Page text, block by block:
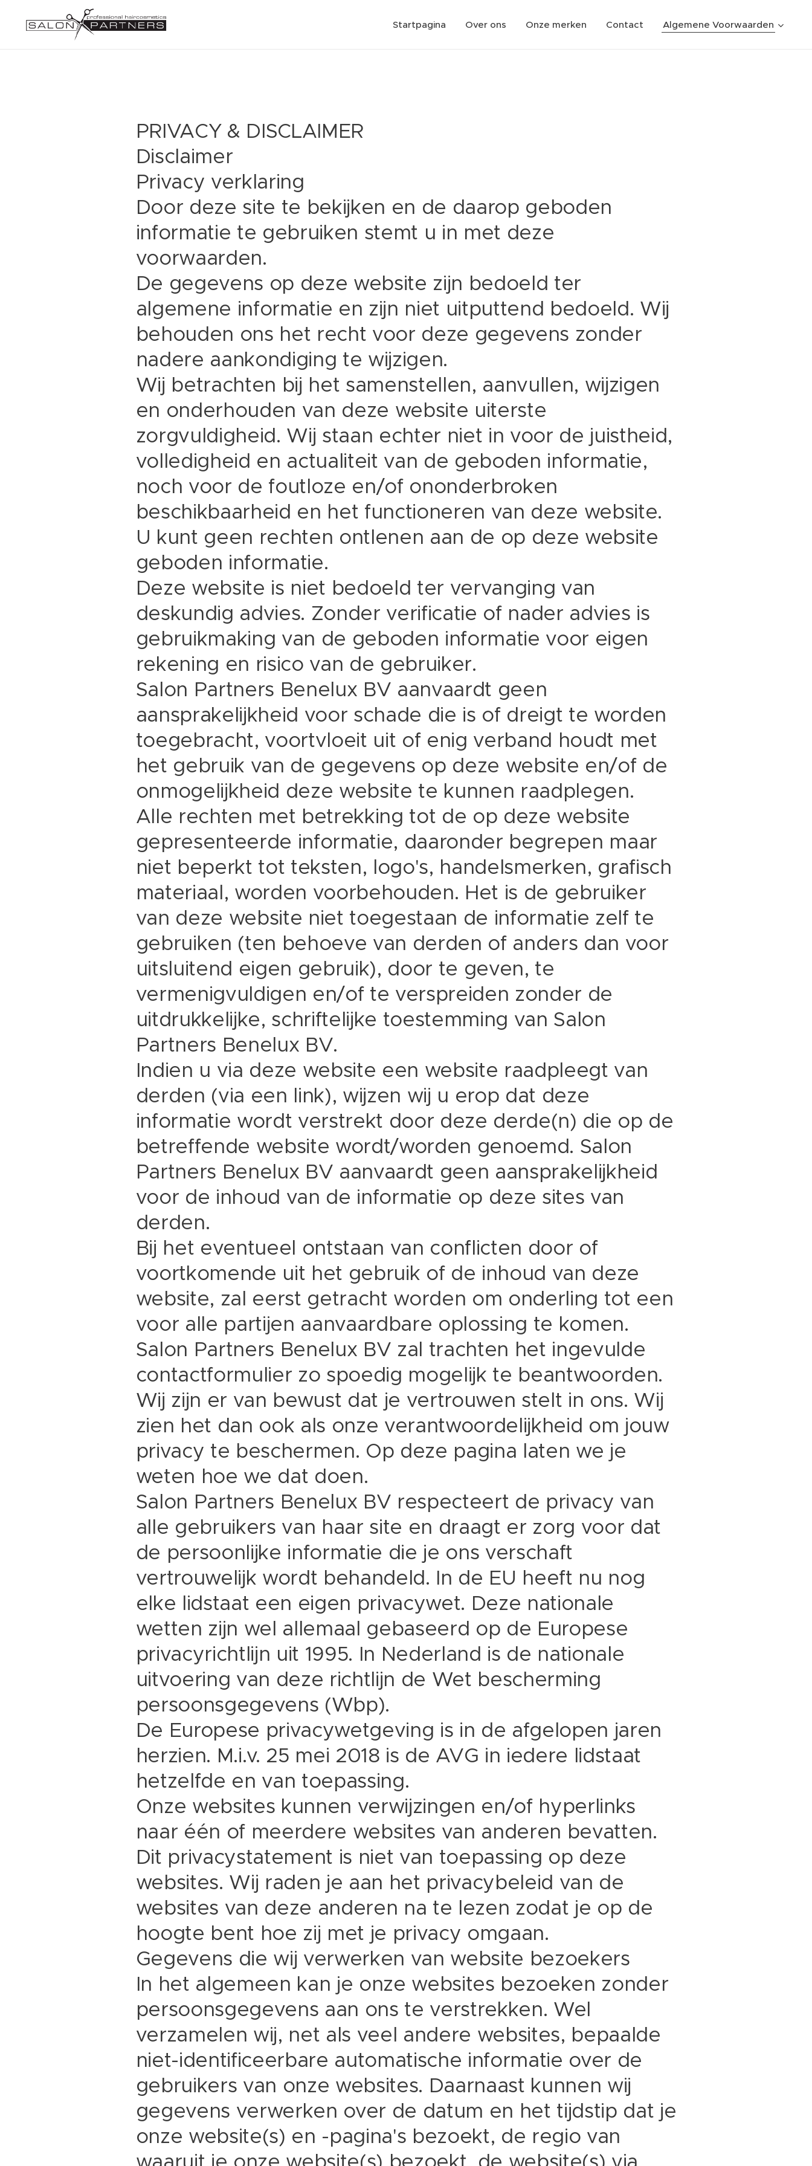
Startpagina Over ons Onze merken Contact Algemene Voorwaarden
PRIVACY & DISCLAIMER
Disclaimer
Privacy verklaring
Door deze site te bekijken en de daarop geboden
informatie te gebruiken stemt u in met deze
voorwaarden.
De gegevens op deze website zijn bedoeld ter
algemene informatie en zijn niet uitputtend bedoeld. Wij
behouden ons het recht voor deze gegevens zonder
nadere aankondiging te wijzigen.
Wij betrachten bij het samenstellen, aanvullen, wijzigen
en onderhouden van deze website uiterste
zorgvuldigheid. Wij staan echter niet in voor de juistheid,
volledigheid en actualiteit van de geboden informatie,
noch voor de foutloze en/of ononderbroken
beschikbaarheid en het functioneren van deze website.
U kunt geen rechten ontlenen aan de op deze website
geboden informatie.
Deze website is niet bedoeld ter vervanging van
deskundig advies. Zonder verificatie of nader advies is
gebruikmaking van de geboden informatie voor eigen
rekening en risico van de gebruiker.
Salon Partners Benelux BV aanvaardt geen
aansprakelijkheid voor schade die is of dreigt te worden
toegebracht, voortvloeit uit of enig verband houdt met
het gebruik van de gegevens op deze website en/of de
onmogelijkheid deze website te kunnen raadplegen.
Alle rechten met betrekking tot de op deze website
gepresenteerde informatie, daaronder begrepen maar
niet beperkt tot teksten, logo's, handelsmerken, grafisch
materiaal, worden voorbehouden. Het is de gebruiker
van deze website niet toegestaan de informatie zelf te
gebruiken (ten behoeve van derden of anders dan voor
uitsluitend eigen gebruik), door te geven, te
vermenigvuldigen en/of te verspreiden zonder de
uitdrukkelijke, schriftelijke toestemming van Salon
Partners Benelux BV.
Indien u via deze website een website raadpleegt van
derden (via een link), wijzen wij u erop dat deze
informatie wordt verstrekt door deze derde(n) die op de
betreffende website wordt/worden genoemd. Salon
Partners Benelux BV aanvaardt geen aansprakelijkheid
voor de inhoud van de informatie op deze sites van
derden.
Bij het eventueel ontstaan van conflicten door of
voortkomende uit het gebruik of de inhoud van deze
website, zal eerst getracht worden om onderling tot een
voor alle partijen aanvaardbare oplossing te komen.
Salon Partners Benelux BV zal trachten het ingevulde
contactformulier zo spoedig mogelijk te beantwoorden.
Wij zijn er van bewust dat je vertrouwen stelt in ons. Wij
zien het dan ook als onze verantwoordelijkheid om jouw
privacy te beschermen. Op deze pagina laten we je
weten hoe we dat doen.
Salon Partners Benelux BV respecteert de privacy van
alle gebruikers van haar site en draagt er zorg voor dat
de persoonlijke informatie die je ons verschaft
vertrouwelijk wordt behandeld. In de EU heeft nu nog
elke lidstaat een eigen privacywet. Deze nationale
wetten zijn wel allemaal gebaseerd op de Europese
privacyrichtlijn uit 1995. In Nederland is de nationale
uitvoering van deze richtlijn de Wet bescherming
persoonsgegevens (Wbp).
De Europese privacywetgeving is in de afgelopen jaren
herzien. M.i.v. 25 mei 2018 is de AVG in iedere lidstaat
hetzelfde en van toepassing.
Onze websites kunnen verwijzingen en/of hyperlinks
naar één of meerdere websites van anderen bevatten.
Dit privacystatement is niet van toepassing op deze
websites. Wij raden je aan het privacybeleid van de
websites van deze anderen na te lezen zodat je op de
hoogte bent hoe zij met je privacy omgaan.
Gegevens die wij verwerken van website bezoekers
In het algemeen kan je onze websites bezoeken zonder
persoonsgegevens aan ons te verstrekken. Wel
verzamelen wij, net als veel andere websites, bepaalde
niet-identificeerbare automatische informatie over de
gebruikers van onze websites. Daarnaast kunnen wij
gegevens verwerken over de datum en het tijdstip dat je
onze website(s) en -pagina's bezoekt, de regio van